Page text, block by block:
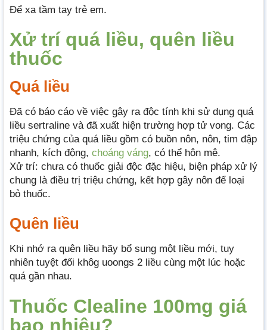
Để xa tầm tay trẻ em.
Xử trí quá liều, quên liều
thuốc
Quá liều
Đã có báo cáo về việc gây ra độc tính khi sử dụng quá
liều sertraline và đã xuất hiện trường hợp tử vong. Các
triệu chứng của quá liều gồm có buồn nôn, nôn, tim đập
nhanh, kích động, choáng váng, có thể hôn mê.
Xử trí: chưa có thuốc giải độc đặc hiệu, biện pháp xử lý
chung là điều trị triệu chứng, kết hợp gây nôn để loại
bỏ thuốc.
Quên liều
Khi nhớ ra quên liều hãy bổ sung một liều mới, tuy
nhiên tuyệt đối khôg uoongs 2 liều cùng một lúc hoặc
quá gần nhau.
Thuốc Clealine 100mg giá
bao nhiêu?